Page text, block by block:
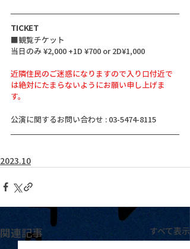
TICKET
■観覧チケット
当日のみ ¥2,000 +1D ¥700 or 2D¥1,000
近隣住民のご迷惑になりますので入り口付近で
は絶対にたまらないようにお願い申し上げま
す。
公演に関するお問い合わせ : 03-5474-8115
2023.10
関連記事 すべて表示